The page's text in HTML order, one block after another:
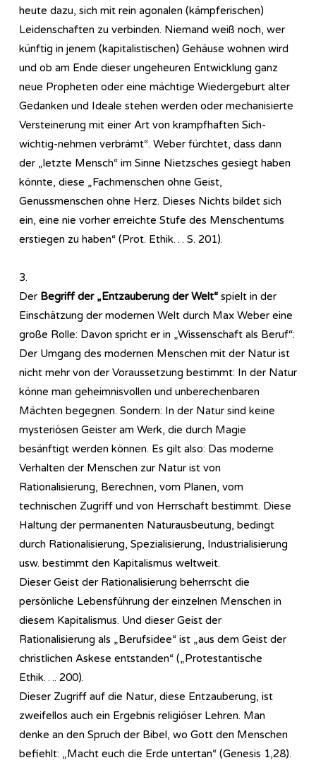
heute dazu, sich mit rein agonalen (kämpferischen)
Leidenschaften zu verbinden. Niemand weiß noch, wer
künftig in jenem (kapitalistischen) Gehäuse wohnen wird
und ob am Ende dieser ungeheuren Entwicklung ganz
neue Propheten oder eine mächtige Wiedergeburt alter
Gedanken und Ideale stehen werden oder mechanisierte
Versteinerung mit einer Art von krampfhaften Sich-
wichtig-nehmen verbrämt“. Weber fürchtet, dass dann
der „letzte Mensch“ im Sinne Nietzsches gesiegt haben
könnte, diese „Fachmenschen ohne Geist,
Genussmenschen ohne Herz. Dieses Nichts bildet sich
ein, eine nie vorher erreichte Stufe des Menschentums
erstiegen zu haben“ (Prot. Ethik… S. 201).
3.
Der Begriff der „Entzauberung der Welt“ spielt in der
Einschätzung der modernen Welt durch Max Weber eine
große Rolle: Davon spricht er in „Wissenschaft als Beruf“:
Der Umgang des modernen Menschen mit der Natur ist
nicht mehr von der Voraussetzung bestimmt: In der Natur
könne man geheimnisvollen und unberechenbaren
Mächten begegnen. Sondern: In der Natur sind keine
mysteriösen Geister am Werk, die durch Magie
besänftigt werden können. Es gilt also: Das moderne
Verhalten der Menschen zur Natur ist von
Rationalisierung, Berechnen, vom Planen, vom
technischen Zugriff und von Herrschaft bestimmt. Diese
Haltung der permanenten Naturausbeutung, bedingt
durch Rationalisierung, Spezialisierung, Industrialisierung
usw. bestimmt den Kapitalismus weltweit.
Dieser Geist der Rationalisierung beherrscht die
persönliche Lebensführung der einzelnen Menschen in
diesem Kapitalismus. Und dieser Geist der
Rationalisierung als „Berufsidee“ ist „aus dem Geist der
christlichen Askese entstanden“ („Protestantische
Ethik…. 200).
Dieser Zugriff auf die Natur, diese Entzauberung, ist
zweifellos auch ein Ergebnis religiöser Lehren. Man
denke an den Spruch der Bibel, wo Gott den Menschen
befiehlt: „Macht euch die Erde untertan“ (Genesis 1,28).